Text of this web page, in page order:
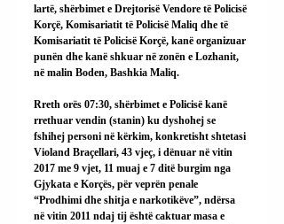
lartë, shërbimet e Drejtorisë Vendore të Policisë
Korçë, Komisariatit të Policisë Maliq dhe të
Komisariatit të Policisë Korçë, kanë organizuar
punën dhe kanë shkuar në zonën e Lozhanit,
në malin Boden, Bashkia Maliq.
Rreth orës 07:30, shërbimet e Policisë kanë
rrethuar vendin (stanin) ku dyshohej se
fshihej personi në kërkim, konkretisht shtetasi
Violand Braçellari, 43 vjeç, i dënuar në vitin
2017 me 9 vjet, 11 muaj e 7 ditë burgim nga
Gjykata e Korçës, për veprën penale
“Prodhimi dhe shitja e narkotikëve”, ndërsa
në vitin 2011 ndaj tij është caktuar masa e